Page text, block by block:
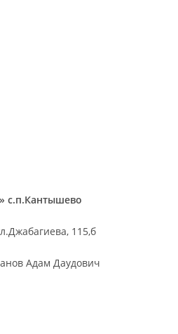
с.п.Кантышево
115,б
Адам Даудович